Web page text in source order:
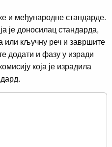
и међународне стандарде.
је доносилац стандарда,
или кључну реч и завршите
додати и фазу у изради
која је израдила